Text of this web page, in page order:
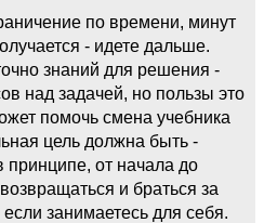
по времени, минут
- идете дальше.
знаний для решения -
над задачей, но пользы это
помочь смена учебника
цель должна быть -
принципе, от начала до
и браться за
занимаетесь для себя.